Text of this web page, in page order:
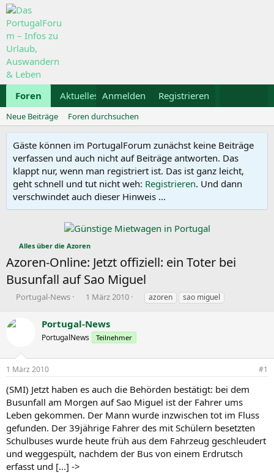
Foren Aktuelles Galerie Kalender
Anmelden Registrieren
Neue Beiträge Foren durchsuchen
Gäste können im PortugalForum zunächst keine Beiträge
verfassen und auch nicht auf Beiträge antworten. Das
klappt nur, wenn man registriert ist. Das ist ganz leicht,
geht schnell und tut nicht weh: Registrieren. Und dann
verschwindet auch dieser Hinweis ...
Alles über die Azoren
Azoren-Online: Jetzt offiziell: ein Toter bei
Busunfall auf Sao Miguel
E
s
t
l
e
r
Portugal-News
E
t
e
l
m
1 März 2010
S
w
t
e
azoren sao miguel
Portugal-News
PortugalNews Teilnehmer
1 März 2010 #1
(SMI) Jetzt haben es auch die Behörden bestätigt: bei dem
Busunfall am Morgen auf Sao Miguel ist der Fahrer ums
Leben gekommen. Der Mann wurde inzwischen tot im Fluss
gefunden. Der 39jährige Fahrer des mit Schülern besetzten
Schulbuses wurde heute früh aus dem Fahrzeug geschleudert
und weggespült, nachdem der Bus von einem Erdrutsch
erfasst und [...] ->